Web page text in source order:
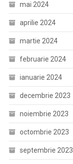
mai 2024
aprilie 2024
martie 2024
februarie 2024
ianuarie 2024
decembrie 2023
noiembrie 2023
octombrie 2023
septembrie 2023